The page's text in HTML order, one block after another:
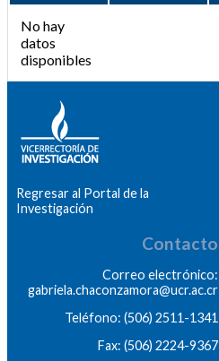
No hay
datos
disponibles
Regresar al Portal de la
Investigación
Contacto
Correo electrónico:
gabriela.chaconzamora@ucr.ac.cr
Teléfono: (506) 2511-1341
Fax: (506) 2224-9367